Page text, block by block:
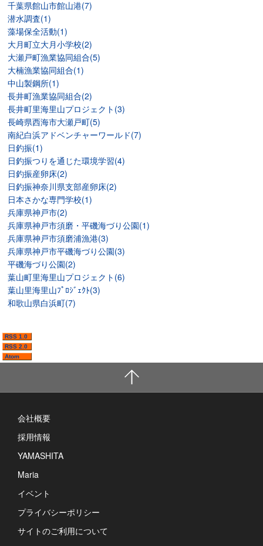
千葉県館山市館山港(7)
潜水調査(1)
藻場保全活動(1)
大月町立大月小学校(2)
大瀬戸町漁業協同組合(5)
大楠漁業協同組合(1)
中山製鋼所(1)
長井町漁業協同組合(2)
長井町里海里山プロジェクト(3)
長崎県西海市大瀬戸町(5)
南紀白浜アドベンチャーワールド(7)
日釣振(1)
日釣振つりを通じた環境学習(4)
日釣振産卵床(2)
日釣振神奈川県支部産卵床(2)
日本さかな専門学校(1)
兵庫県神戸市(2)
兵庫県神戸市須磨・平磯海づり公園(1)
兵庫県神戸市須磨浦漁港(3)
兵庫県神戸市平磯海づり公園(3)
平磯海づり公園(2)
葉山町里海里山プロジェクト(6)
葉山里海里山ﾌﾟﾛｼﾞｪｸﾄ(3)
和歌山県白浜町(7)
RSS 1.0
RSS 2.0
Atom
会社概要
採用情報
YAMASHITA
Maria
イベント
プライバシーポリシー
サイトのご利用について